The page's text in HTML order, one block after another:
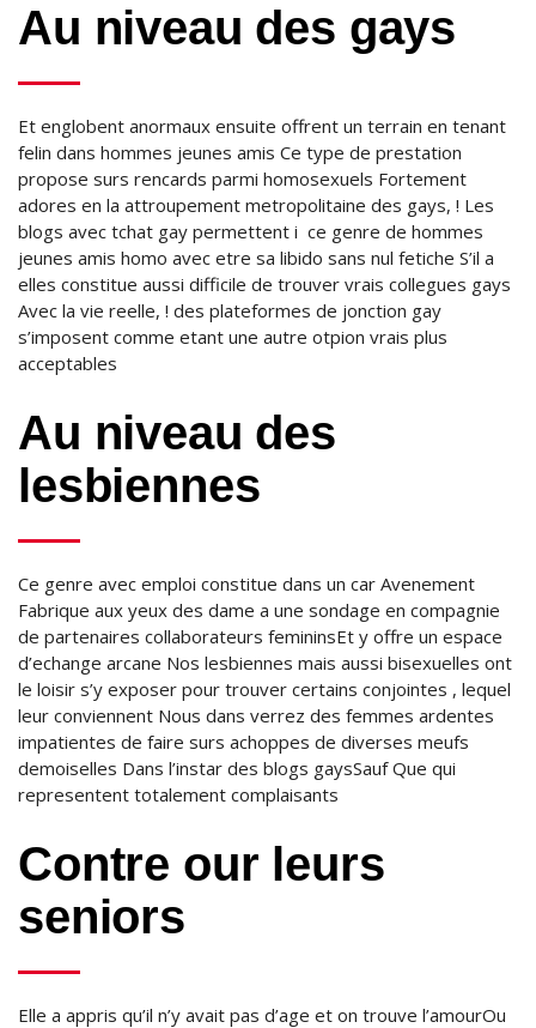
Au niveau des gays
Et englobent anormaux ensuite offrent un terrain en tenant
felin dans hommes jeunes amis Ce type de prestation
propose surs rencards parmi homosexuels Fortement
adores en la attroupement metropolitaine des gays, ! Les
blogs avec tchat gay permettent i ce genre de hommes
jeunes amis homo avec etre sa libido sans nul fetiche S’il a
elles constitue aussi difficile de trouver vrais collegues gays
Avec la vie reelle, ! des plateformes de jonction gay
s’imposent comme etant une autre otpion vrais plus
acceptables
Au niveau des
lesbiennes
Ce genre avec emploi constitue dans un car Avenement
Fabrique aux yeux des dame a une sondage en compagnie
de partenaires collaborateurs femininsEt y offre un espace
d’echange arcane Nos lesbiennes mais aussi bisexuelles ont
le loisir s’y exposer pour trouver certains conjointes , lequel
leur conviennent Nous dans verrez des femmes ardentes
impatientes de faire surs achoppes de diverses meufs
demoiselles Dans l’instar des blogs gaysSauf Que qui
representent totalement complaisants
Contre our leurs
seniors
Elle a appris qu’il n’y avait pas d’age et on trouve l’amourOu